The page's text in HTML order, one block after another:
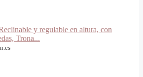
y regulable en altura, con
Trona...